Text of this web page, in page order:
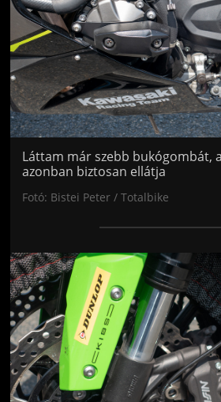
Láttam már szebb bukógombát,
azonban biztosan ellátja
Fotó: Bistei Peter / Totalbike
Jön még